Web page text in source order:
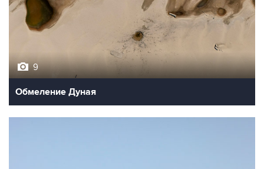
9
Обмеление Дуная